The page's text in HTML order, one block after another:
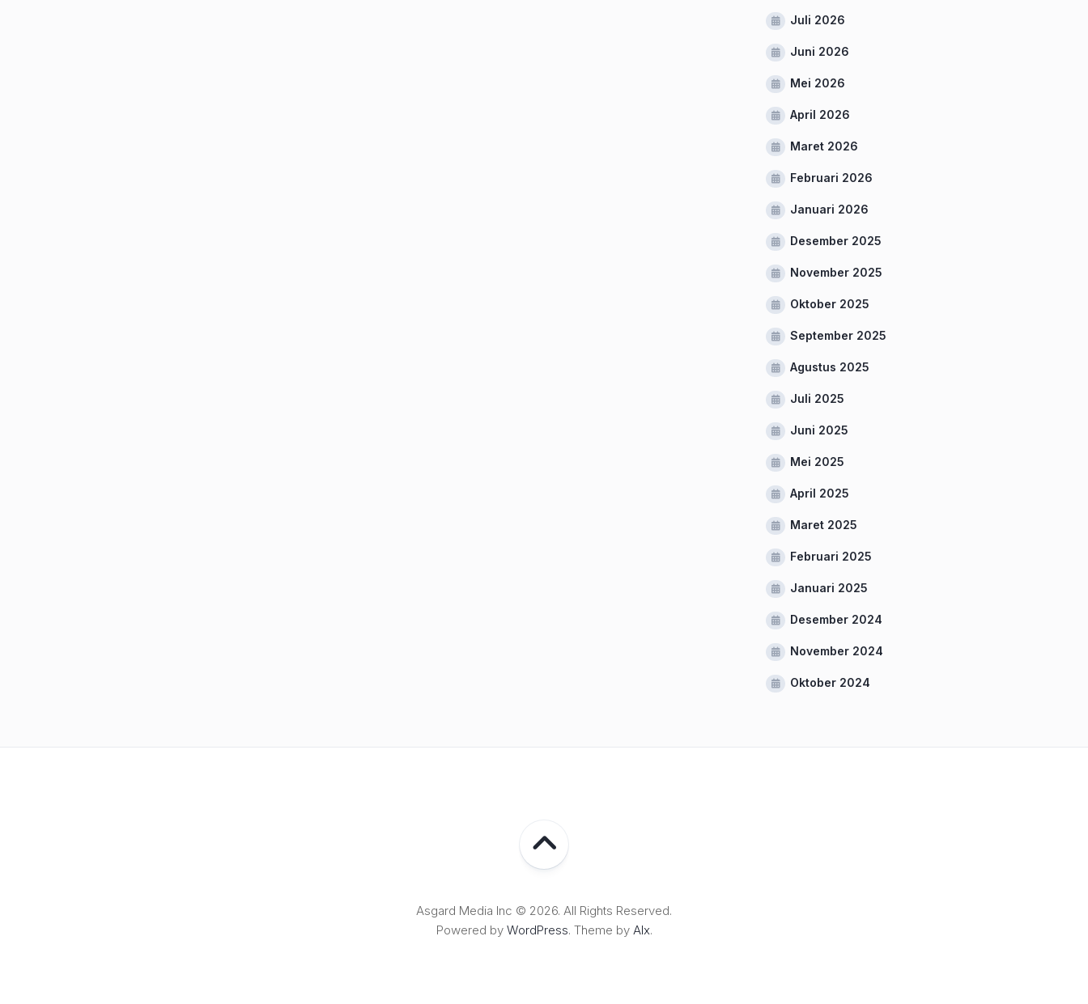
Juli 2026
Juni 2026
Mei 2026
April 2026
Maret 2026
Februari 2026
Januari 2026
Desember 2025
November 2025
Oktober 2025
September 2025
Agustus 2025
Juli 2025
Juni 2025
Mei 2025
April 2025
Maret 2025
Februari 2025
Januari 2025
Desember 2024
November 2024
Oktober 2024
Asgard Media Inc © 2026. All Rights Reserved.
Powered by WordPress. Theme by Alx.